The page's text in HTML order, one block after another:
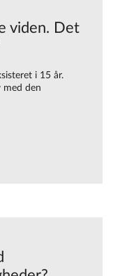
viden. Det
i 15 år.
med den